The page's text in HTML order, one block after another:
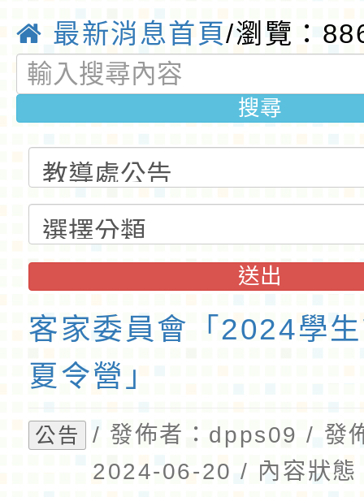
最新消息首頁/瀏覽：
搜尋
送出
客家委員會「2024學
夏令營」
公告
/ 發佈者：dpps09 / 發
2024-06-20 / 內容狀態